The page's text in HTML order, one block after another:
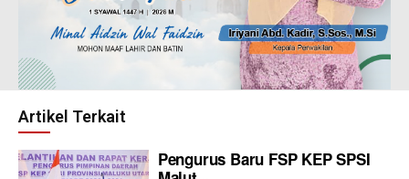
Artikel Terkait
Pengurus Baru FSP KEP SPSI